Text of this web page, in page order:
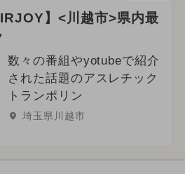
】<川越市>県内最
数々の番組やyotubeで紹介
された話題のアスレチック
トランポリン
埼玉県川越市